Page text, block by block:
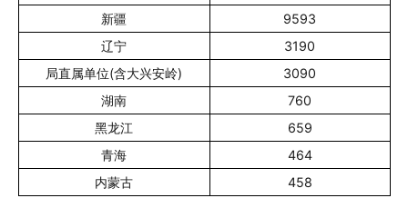
新疆
9593
辽宁
3190
局直属单位(含大兴安岭)
3090
湖南
760
黑龙江
659
青海
464
内蒙古
458